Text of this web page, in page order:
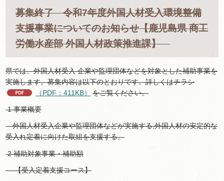
募集終了 令和7年度外国人材受入環境整備
支援事業についてのお知らせ【鹿児島県 商工
労働水産部 外国人材政策推進課】
県では、外国人材受入 企業や監理団体などを対象とした補助事業を
実施します。募集内容は以下のとおりです。詳しくはチラシ
（PDF：411KB）
をご覧ください。
1 事業概要
外国人材受入企業や監理団体などが実施する,外国人材の安定的な
受入れ定着に向けた取組を支援する。
2 補助対象事業・補助額
【受入定着支援コース】